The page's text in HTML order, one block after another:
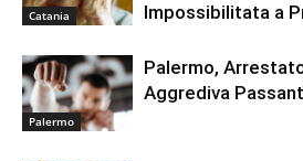
Catania
Impossibilitata a
Palermo
Palermo,
Aggrediva